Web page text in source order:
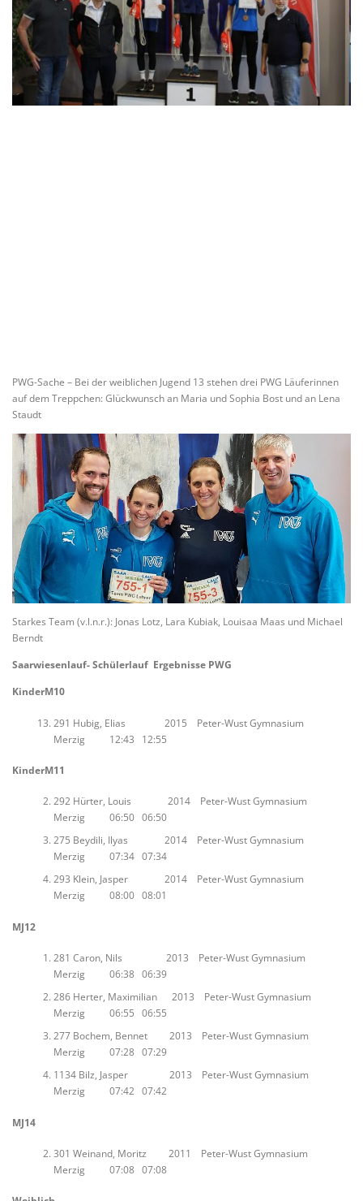
PWG-Sache – Bei der weiblichen Jugend 13 stehen drei PWG Läuferinnen
auf dem Treppchen: Glückwunsch an Maria und Sophia Bost und an Lena
Staudt
Starkes Team (v.l.n.r.): Jonas Lotz, Lara Kubiak, Louisaa Maas und Michael
Berndt
Saarwiesenlauf- Schülerlauf Ergebnisse PWG
KinderM10
291 Hubig, Elias 2015 Peter-Wust Gymnasium
Merzig 12:43 12:55
KinderM11
292 Hürter, Louis 2014 Peter-Wust Gymnasium
Merzig 06:50 06:50
275 Beydili, Ilyas 2014 Peter-Wust Gymnasium
Merzig 07:34 07:34
293 Klein, Jasper 2014 Peter-Wust Gymnasium
Merzig 08:00 08:01
MJ12
281 Caron, Nils 2013 Peter-Wust Gymnasium
Merzig 06:38 06:39
286 Herter, Maximilian 2013 Peter-Wust Gymnasium
Merzig 06:55 06:55
277 Bochem, Bennet 2013 Peter-Wust Gymnasium
Merzig 07:28 07:29
1134 Bilz, Jasper 2013 Peter-Wust Gymnasium
Merzig 07:42 07:42
MJ14
301 Weinand, Moritz 2011 Peter-Wust Gymnasium
Merzig 07:08 07:08